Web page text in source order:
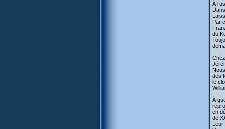
À
Par
du
des
le
À
en
de
Leur